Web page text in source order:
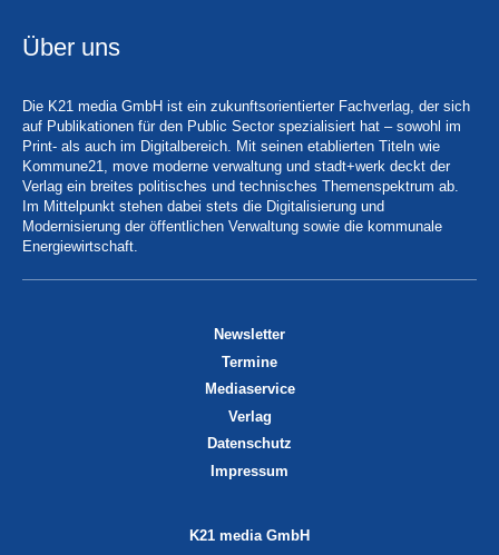
Über uns
Die K21 media GmbH ist ein zukunftsorientierter Fachverlag, der sich
auf Publikationen für den Public Sector spezialisiert hat – sowohl im
Print- als auch im Digitalbereich. Mit seinen etablierten Titeln wie
Kommune21, move moderne verwaltung und stadt+werk deckt der
Verlag ein breites politisches und technisches Themenspektrum ab.
Im Mittelpunkt stehen dabei stets die Digitalisierung und
Modernisierung der öffentlichen Verwaltung sowie die kommunale
Energiewirtschaft.
Newsletter
Termine
Mediaservice
Verlag
Datenschutz
Impressum
K21 media GmbH